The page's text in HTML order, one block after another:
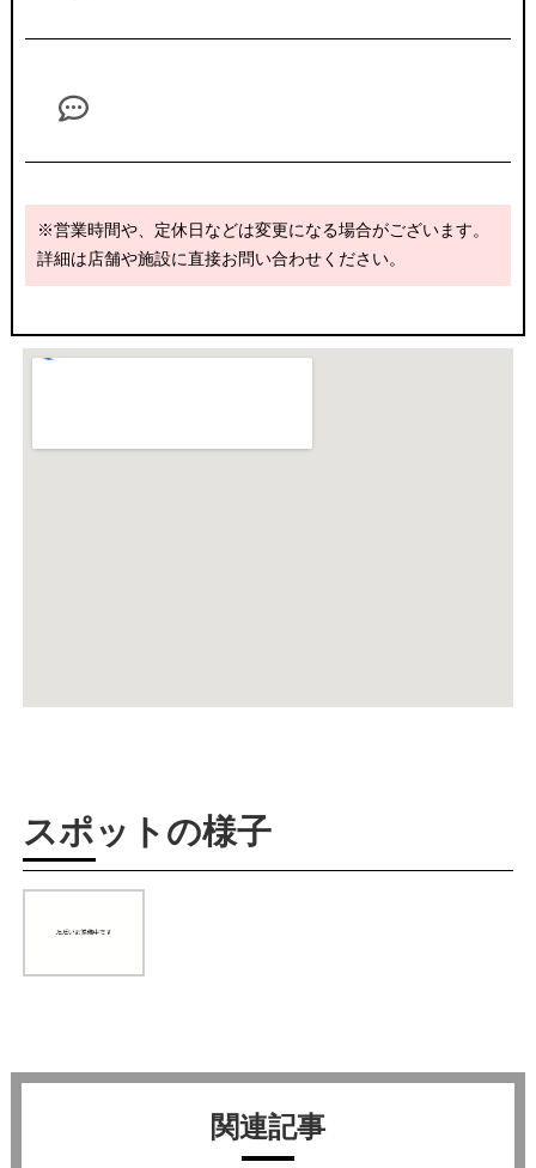
※営業時間や、定休日などは変更になる場合がございます。
詳細は店舗や施設に直接お問い合わせください。
スポットの様子
関連記事